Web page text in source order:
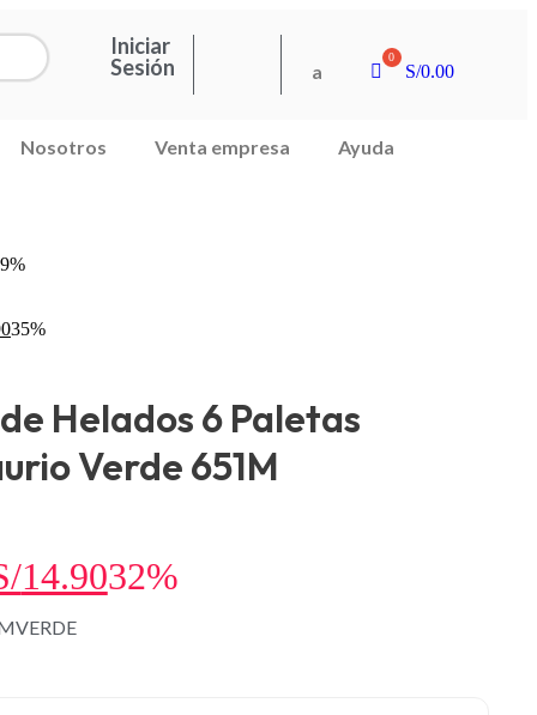
Iniciar
Sesión
a S/0.00
Nosotros Venta empresa Ayuda
35%
Helados 6 Paletas
Verde 651M
14.9032%